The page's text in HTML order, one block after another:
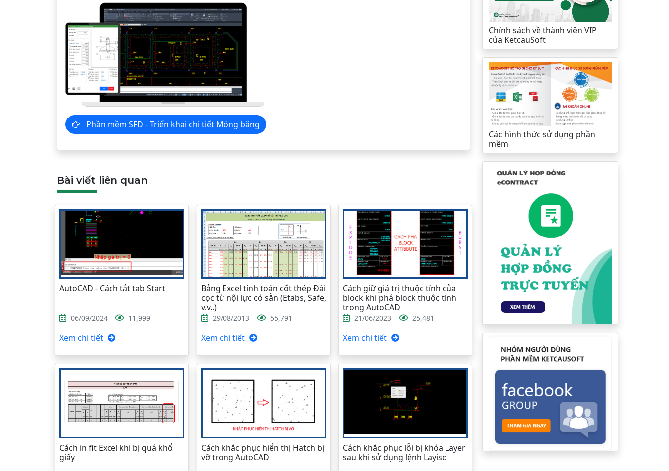
Phần mềm SFD - Triển khai chi tiết Móng băng
Bài viết liên quan
AutoCAD - Cách tắt tab Start
06/09/2024 11,999
Xem chi tiết
Bảng Excel tính toán cốt thép Đài
cọc từ nội lực có sẵn (Etabs, Safe,
v.v..)
29/08/2013 55,791
Xem chi tiết
Cách giữ giá trị thuộc tính của
block khi phá block thuộc tính
trong AutoCAD
21/06/2023 25,481
Xem chi tiết
Cách in fit Excel khi bị quá khổ
giấy
Cách khắc phục hiển thị Hatch bị
vỡ trong AutoCAD
Cách khắc phục lỗi bị khóa Layer
sau khi sử dụng lệnh Layiso
Chính sách về thành viên VIP
của KetcauSoft
Các hình thức sử dụng phần
mềm